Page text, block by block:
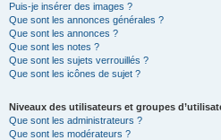
Puis-je insérer des images ?
Que sont les annonces générales ?
Que sont les annonces ?
Que sont les notes ?
Que sont les sujets verrouillés ?
Que sont les icônes de sujet ?
Niveaux des utilisateurs et groupes
Que sont les administrateurs ?
Que sont les modérateurs ?